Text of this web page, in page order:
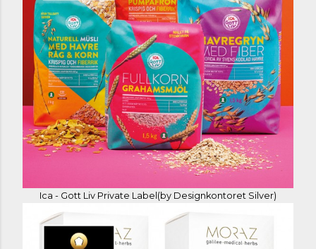
Ica - Gott Liv Private Label(by Designkontoret Silver)